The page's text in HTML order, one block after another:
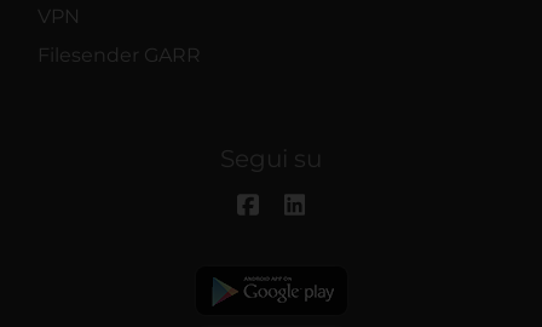
VPN
Filesender GARR
Segui su